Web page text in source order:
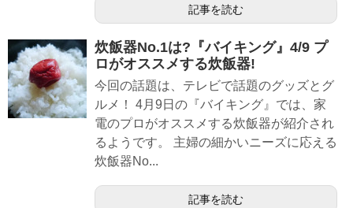
記事を読む
炊飯器No.1は?『バイキング』4/9 プ
ロがオススメする炊飯器!
今回の話題は、テレビで話題のグッズとグ
ルメ！ 4月9日の『バイキング』では、家
電のプロがオススメする炊飯器が紹介され
るようです。 主婦の細かいニーズに応える
炊飯器No...
記事を読む